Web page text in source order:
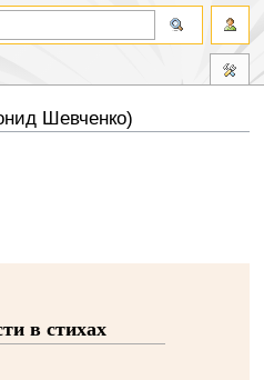
Шевченко)
в стихах